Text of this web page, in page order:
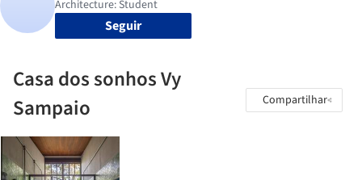
Seguir
Casa dos sonhos Vy
Sampaio
Compartilhar